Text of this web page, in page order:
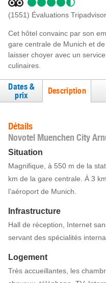
(1551) Évaluations Tripadvisor
Cet hôtel convainc par son
gare centrale de Munich et
laisser choyer avec un
culinaires.
Dates &
prix
Description
Détails
Novotel Muenchen City
Situation
Magnifique, à 550 m de la
km de la gare centrale. À 3
l’aéroport de Munich.
Infrastructure
Hall de réception, Internet
servant des spécialités
Logement
Très accueillantes, les